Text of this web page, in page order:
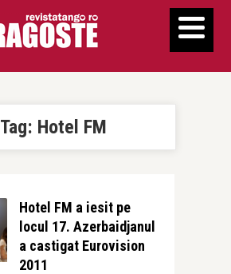
Tag: Hotel FM
Hotel FM a iesit pe
locul 17. Azerbaidjanul
a castigat Eurovision
2011